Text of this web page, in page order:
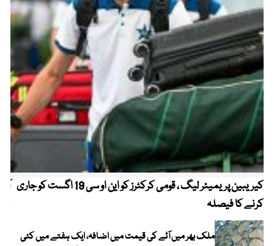
کیریبین پریمیئر لیگ ، قومی کرکٹرز کو این او سی 19 اگست کو جاری
کرنے کا فیصلہ
ملک بھر میں آٹے کی قیمت میں اضافہ، ایک ہفتے میں کئی